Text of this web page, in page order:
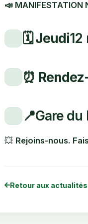
📣 MANIFESTATION
🗓️ Jeudi12
⏰
📍Gare du
💥 Rejoins-nous.
Retour aux actualités